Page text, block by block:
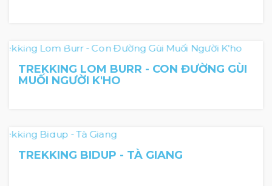
TREKKING LOM BURR - CON ĐƯỜNG GÙI
MUỐI NGƯỜI K'HO
TREKKING BIDUP - TÀ GIANG